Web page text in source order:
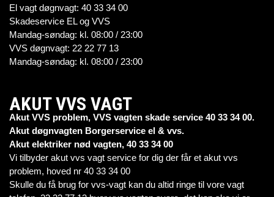
El vagt døgnvagt: 40 33 34 00
Skadeservice EL og VVS
Mandag-søndag: kl. 08:00 / 23:00
VVS døgnvagt: 22 22 77 13
Mandag-søndag: kl. 08:00 / 23:00
AKUT VVS VAGT
Akut VVS problem, VVS vagten skade service 40 33 34 00.
Akut døgnvagten Borgerservice el & vvs.
Akut elektriker nød vagten, 40 33 34 00
Vi tilbyder akut vvs vagt service for dig der får et akut vvs
problem, hoved nr 40 33 34 00
Skulle du få brug for vvs-vagt kan du altid ringe til vore vagt